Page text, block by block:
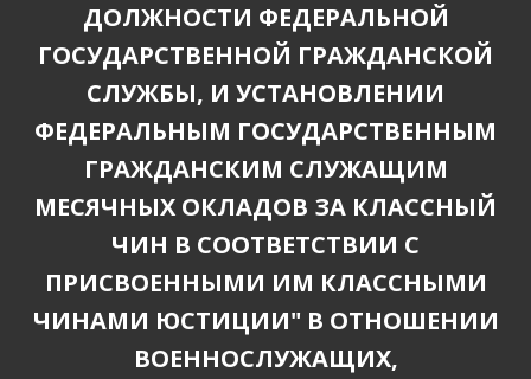
ДОЛЖНОСТИ ФЕДЕРАЛЬНОЙ
ГОСУДАРСТВЕННОЙ ГРАЖДАНСКОЙ
СЛУЖБЫ, И УСТАНОВЛЕНИИ
ФЕДЕРАЛЬНЫМ ГОСУДАРСТВЕННЫМ
ГРАЖДАНСКИМ СЛУЖАЩИМ
МЕСЯЧНЫХ ОКЛАДОВ ЗА КЛАССНЫЙ
ЧИН В СООТВЕТСТВИИ С
ПРИСВОЕННЫМИ ИМ КЛАССНЫМИ
ЧИНАМИ ЮСТИЦИИ" В ОТНОШЕНИИ
ВОЕННОСЛУЖАЩИХ,